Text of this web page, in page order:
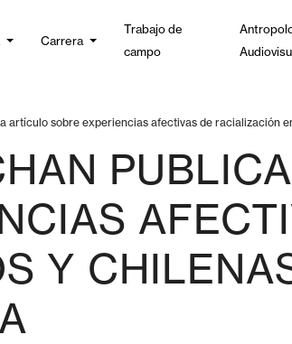
Carrera
Trabajo de
campo
artículo sobre experiencias afectivas de racialización
Y